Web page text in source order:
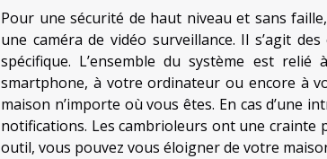
Pour une sécurité de haut niveau et sans
une caméra de vidéo surveillance. Il s’agit
spécifique. L’ensemble du système est
smartphone, à votre ordinateur ou encore à
maison n’importe où vous êtes. En cas d’une
notifications. Les cambrioleurs ont une crainte
outil, vous pouvez vous éloigner de votre